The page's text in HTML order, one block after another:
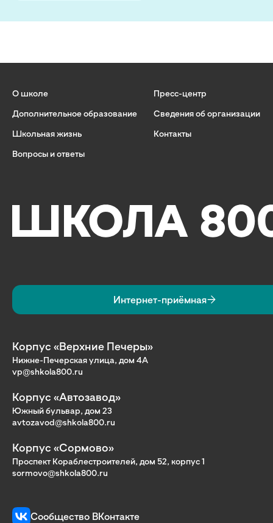
О школе
Дополнительное образование
Школьная жизнь
Вопросы и ответы
Пресс-центр
Сведения об организации
Контакты
Интернет-приёмная
Корпус «Верхние Печеры»
Нижне-Печерская улица, дом 4А
vp@shkola800.ru
Корпус «Автозавод»
Южный бульвар, дом 23
avtozavod@shkola800.ru
Корпус «Сормово»
Проспект Кораблестроителей, дом 52, корпус 1
sormovo@shkola800.ru
Сообщество ВКонтакте